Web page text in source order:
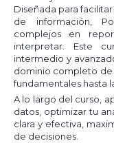
Diseñada para
de información,
complejos en
interpretar. Este
intermedio y
dominio completo de
fundamentales hasta
A lo largo del curso,
datos, optimizar tu
clara y efectiva,
de decisiones.